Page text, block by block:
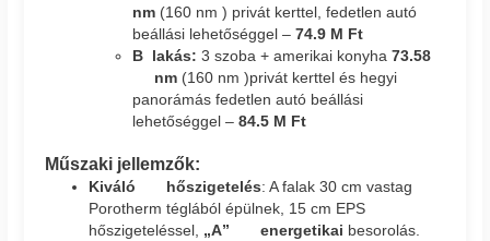
nm (160 nm ) privát kerttel, fedetlen autó
beállási lehetőséggel –74.9 M Ft
B lakás: 3 szoba + amerikai konyha73.58
nm (160 nm )privát kerttel és hegyi
panorámás fedetlen autó beállási
lehetőséggel –84.5 M Ft
Műszaki jellemzők:
Kiváló hőszigetelés: A falak 30 cm vastag
Porotherm téglából épülnek, 15 cm EPS
hőszigeteléssel, „A” energetikai besorolás.